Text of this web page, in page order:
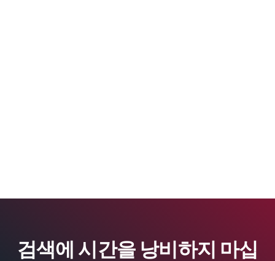
검색에 시간을 낭비하지 마십